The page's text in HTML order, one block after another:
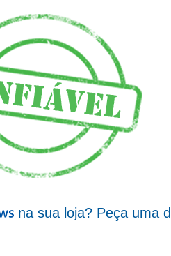
na sua loja? Peça uma